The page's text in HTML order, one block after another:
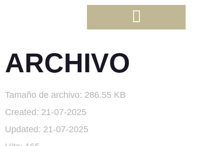
ARCHIVO
Tamaño de archivo: 286.55 KB
Created: 21-07-2025
Updated: 21-07-2025